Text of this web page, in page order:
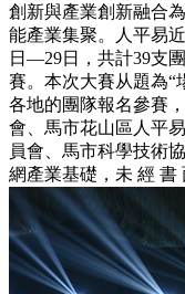
創新與產業創新融合
能產業集聚。人平易
日—29日，共計39支
賽。本次大賽从題為“
各地的團隊報名參賽
會、馬市花山區人平
員會、馬市科學技術
網產業基礎，未 經 書